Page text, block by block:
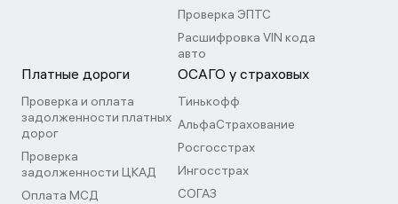
Проверка ЭПТС
Расшифровка VIN кода
авто
Платные дороги
Проверка и оплата
задолженности платных
дорог
Проверка
задолженности ЦКАД
Оплата МСД
ОСАГО у страховых
Тинькофф
АльфаСтрахование
Росгосстрах
Ингосстрах
СОГАЗ